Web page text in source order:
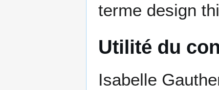
terme design
Utilité du
Isabelle